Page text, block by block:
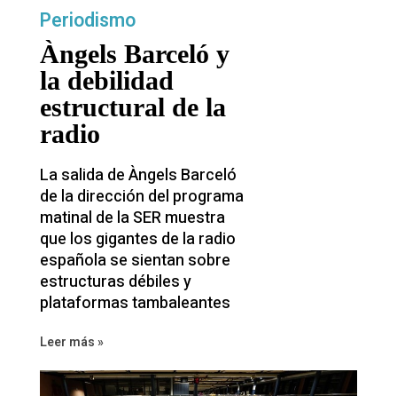
Àngels Barceló y
la debilidad
estructural de la
radio
Periodismo
La salida de Àngels Barceló
de la dirección del programa
matinal de la SER muestra
que los gigantes de la radio
española se sientan sobre
estructuras débiles y
plataformas tambaleantes
Leer más »